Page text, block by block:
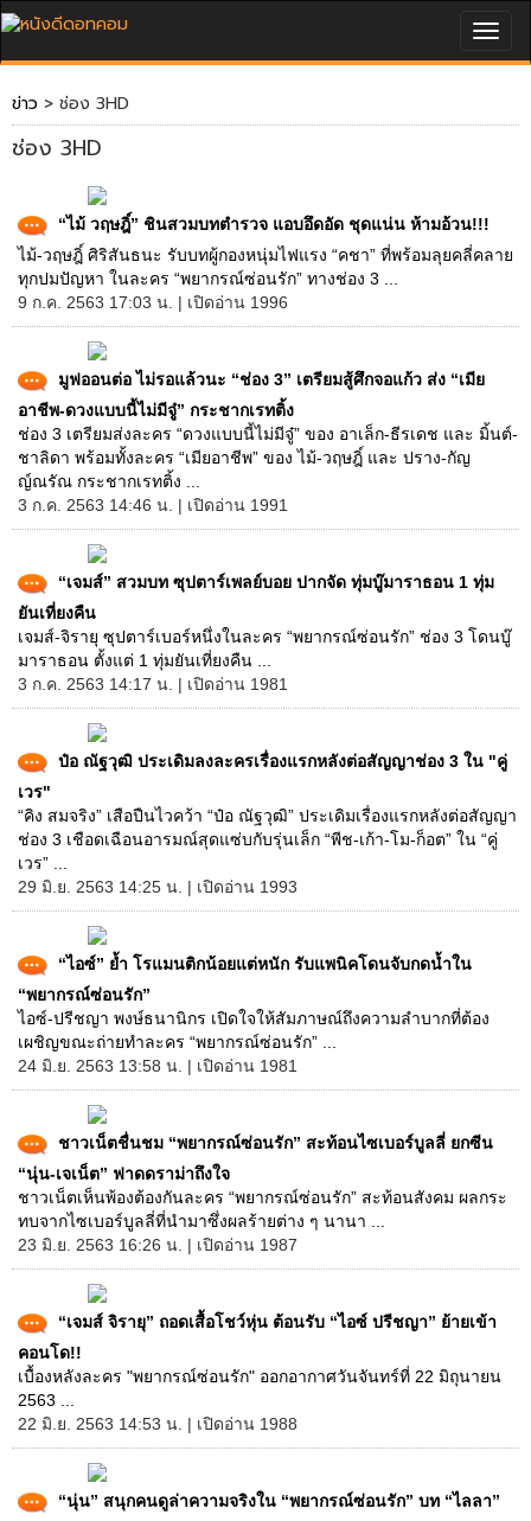
ข่าว > ช่อง 3HD
ช่อง 3HD
“ไม้ วฤษฎิ์” ชินสวมบทตำรวจ แอบอึดอัด ชุดแน่น ห้ามอ้วน!!!
ไม้-วฤษฎิ์ ศิริสันธนะ รับบทผู้กองหนุ่มไฟแรง “คชา” ที่พร้อมลุยคลี่คลาย
ทุกปมปัญหา ในละคร “พยากรณ์ซ่อนรัก” ทางช่อง 3 ...
9 ก.ค. 2563 17:03 น. | เปิดอ่าน 1996
มูฟออนต่อ ไม่รอแล้วนะ “ช่อง 3” เตรียมสู้ศึกจอแก้ว ส่ง “เมีย
อาชีพ-ดวงแบบนี้ไม่มีจู๋” กระชากเรทติ้ง
ช่อง 3 เตรียมส่งละคร “ดวงแบบนี้ไม่มีจู๋” ของ อาเล็ก-ธีรเดช และ มิ้นต์-
ชาลิดา พร้อมทั้งละคร “เมียอาชีพ” ของ ไม้-วฤษฎิ์ และ ปราง-กัญ
ญ์ณรัณ กระชากเรทติ้ง ...
3 ก.ค. 2563 14:46 น. | เปิดอ่าน 1991
“เจมส์” สวมบท ซุปตาร์เพลย์บอย ปากจัด ทุ่มบู๊มาราธอน 1 ทุ่ม
ยันเที่ยงคืน
เจมส์-จิรายุ ซุปตาร์เบอร์หนึ่งในละคร “พยากรณ์ซ่อนรัก” ช่อง 3 โดนบู๊
มาราธอน ตั้งแต่ 1 ทุ่มยันเที่ยงคืน ...
3 ก.ค. 2563 14:17 น. | เปิดอ่าน 1981
ป๋อ ณัฐวุฒิ ประเดิมลงละครเรื่องแรกหลังต่อสัญญาช่อง 3 ใน "คู่
เวร"
“คิง สมจริง” เสือปืนไวคว้า “ป๋อ ณัฐวุฒิ” ประเดิมเรื่องแรกหลังต่อสัญญา
ช่อง 3 เชือดเฉือนอารมณ์สุดแซ่บกับรุ่นเล็ก “พีช-เก้า-โม-ก็อต” ใน “คู่
เวร” ...
29 มิ.ย. 2563 14:25 น. | เปิดอ่าน 1993
“ไอซ์” ย้ำ โรแมนติกน้อยแต่หนัก รับแพนิคโดนจับกดน้ำใน
“พยากรณ์ซ่อนรัก”
ไอซ์-ปรีชญา พงษ์ธนานิกร เปิดใจให้สัมภาษณ์ถึงความลำบากที่ต้อง
เผชิญขณะถ่ายทำละคร “พยากรณ์ซ่อนรัก” ...
24 มิ.ย. 2563 13:58 น. | เปิดอ่าน 1981
ชาวเน็ตชื่นชม “พยากรณ์ซ่อนรัก” สะท้อนไซเบอร์บูลลี่ ยกซีน
“นุ่น-เจเน็ต” ฟาดดราม่าถึงใจ
ชาวเน็ตเห็นพ้องต้องกันละคร “พยากรณ์ซ่อนรัก” สะท้อนสังคม ผลกระ
ทบจากไซเบอร์บูลลี่ที่นำมาซึ่งผลร้ายต่าง ๆ นานา ...
23 มิ.ย. 2563 16:26 น. | เปิดอ่าน 1987
“เจมส์ จิรายุ” ถอดเสื้อโชว์หุ่น ต้อนรับ “ไอซ์ ปรีชญา” ย้ายเข้า
คอนโด!!
เบื้องหลังละคร "พยากรณ์ซ่อนรัก" ออกอากาศวันจันทร์ที่ 22 มิถุนายน
2563 ...
22 มิ.ย. 2563 14:53 น. | เปิดอ่าน 1988
“นุ่น” สนุกคนดูล่าความจริงใน “พยากรณ์ซ่อนรัก” บท “ไลลา”